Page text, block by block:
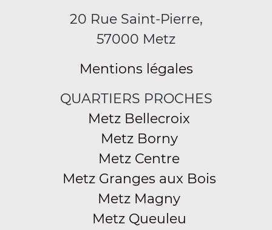
20 Rue Saint-Pierre,
57000 Metz
Mentions légales
QUARTIERS PROCHES
Metz Bellecroix
Metz Borny
Metz Centre
Metz Granges aux Bois
Metz Magny
Metz Queuleu